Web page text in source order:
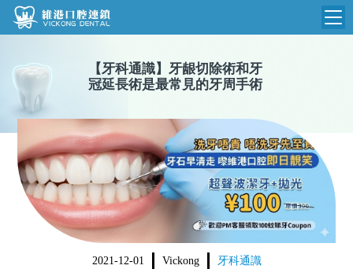
維港首頁
品牌介紹
環境設備
醫院新聞
收費標準
N
收費總表
植牙收費
根管收費
美學收費
醫生團隊
門診時間
【 牙科通識】
牙龈切除術和牙
冠延長術是最常見的牙周手術
2021-12-01 Vickong 牙科通識